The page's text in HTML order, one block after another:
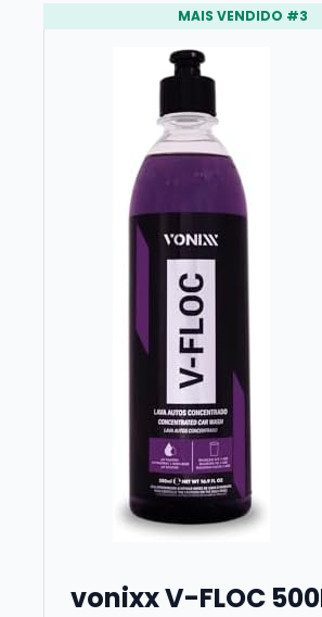
MAIS VENDIDO #3
vonixx V-FLOC